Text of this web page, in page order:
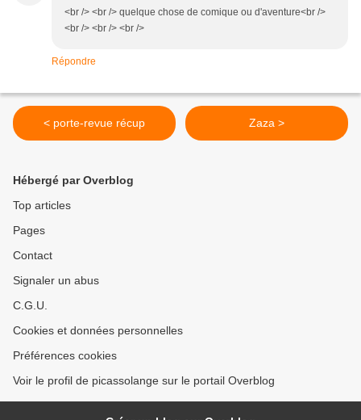
<br /> <br /> quelque chose de comique ou d'aventure<br />
<br /> <br /> <br />
Répondre
< porte-revue récup Zaza >
Hébergé par Overblog
Top articles
Pages
Contact
Signaler un abus
C.G.U.
Cookies et données personnelles
Préférences cookies
Voir le profil de picassolange sur le portail Overblog